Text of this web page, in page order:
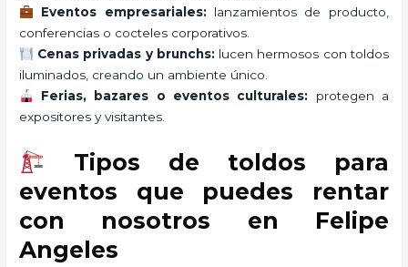
Eventos empresariales:lanzamientos de producto,
conferencias o cocteles corporativos.
Cenas privadas y brunchs:lucen hermosos con toldos
iluminados, creando un ambiente único.
Ferias, bazares o eventos culturales: protegen a
expositores y visitantes.
Tipos de toldos para
eventos que puedes rentar
con nosotros en Felipe
Angeles